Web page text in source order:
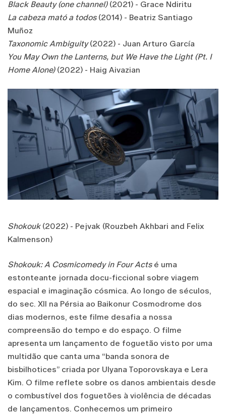
Black Beauty (one channel) (2021) - Grace Ndiritu
La cabeza mató a todos (2014) - Beatriz Santiago
Muñoz
Taxonomic Ambiguity(2022) - Juan Arturo García
You May Own the Lanterns, but We Have the Light (Pt. I
Home Alone)(2022) - Haig Aivazian
Shokouk (2022) - Pejvak (Rouzbeh Akhbari and Felix
Kalmenson)
Shokouk: A Cosmicomedy in Four Actsé uma
estonteante jornada docu-ficcional sobre viagem
espacial e imaginação cósmica. Ao longo de séculos,
do sec. XII na Pérsia ao Baikonur Cosmodrome dos
dias modernos, este filme desafia a nossa
compreensão do tempo e do espaço. O filme
apresenta um lançamento de foguetão visto por uma
multidão que canta uma “banda sonora de
bisbilhotices” criada por Ulyana Toporovskaya e Lera
Kim. O filme reflete sobre os danos ambientais desde
o combustível dos foguetões à violência de décadas
de lançamentos. Conhecemos um primeiro